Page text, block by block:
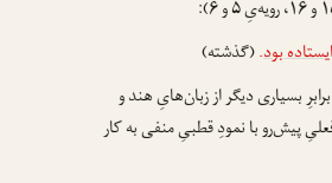
بود.(گذشته)
بسیاری دیگر از زبان‌هایِ هند و
پیش‌رو با نمودِ قطبیِ منفی به کار